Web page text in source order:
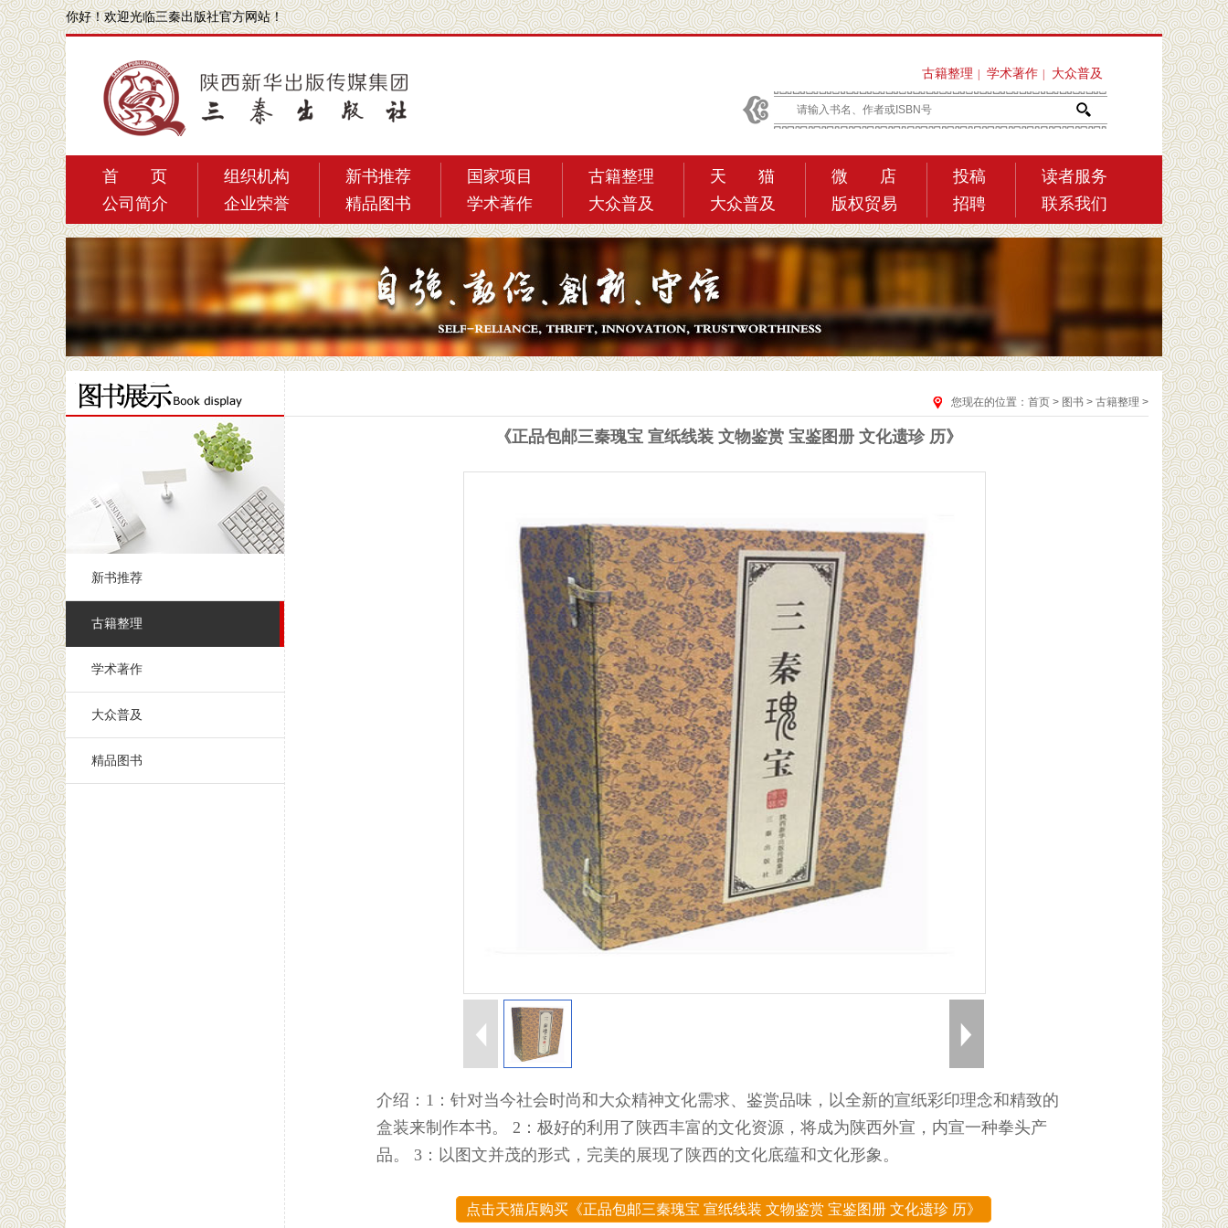
你好！欢迎光临三秦出版社官方网站！
古籍整理 学术著作 大众普及
首 页
公司简介
组织机构
企业荣誉
新书推荐
精品图书
国家项目
学术著作
古籍整理
大众普及
天 猫
大众普及
微 店
版权贸易
投稿
招聘
读者服务
联系我们
新书推荐
古籍整理
学术著作
大众普及
精品图书
您现在的位置： 首页 > 图书 > 古籍整理 >
《正品包邮三秦瑰宝 宣纸线装 文物鉴赏 宝鉴图册 文化遗珍 历》
介绍：1：针对当今社会时尚和大众精神文化需求、鉴赏品味，以全新的宣纸彩印理念和精致的
盒装来制作本书。 2：极好的利用了陕西丰富的文化资源，将成为陕西外宣，内宣一种拳头产
品。 3：以图文并茂的形式，完美的展现了陕西的文化底蕴和文化形象。
点击天猫店购买《正品包邮三秦瑰宝 宣纸线装 文物鉴赏 宝鉴图册 文化遗珍 历》